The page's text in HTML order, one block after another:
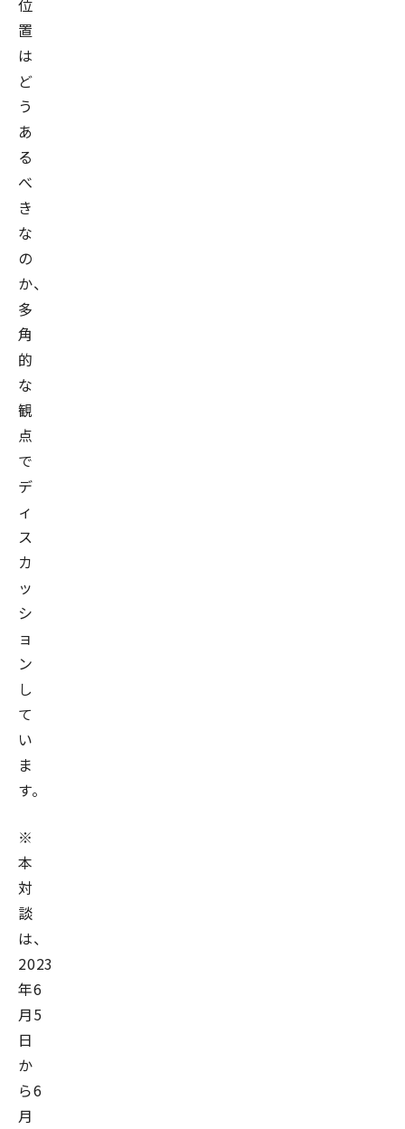
位
置
は
ど
う
あ
る
べ
き
な
の
か、
多
角
的
な
観
点
で
デ
ィ
ス
カ
ッ
シ
ョ
ン
し
て
い
ま
す。
※
本
対
談
は、
2023
年6
月5
日
か
ら6
月